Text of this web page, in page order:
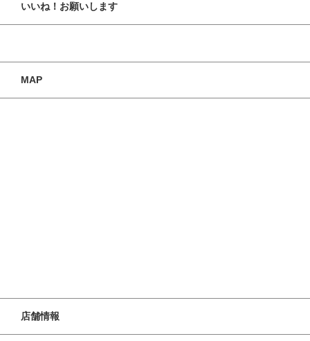
いいね！お願いします
MAP
店舗情報